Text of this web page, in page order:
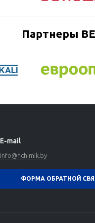
Партнеры
E-mail
info@hchimik.by
ФОРМА ОБРАТНОЙ